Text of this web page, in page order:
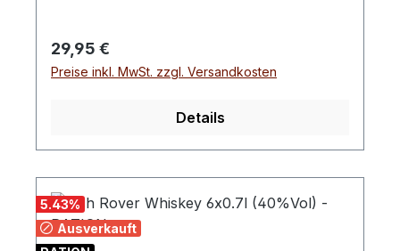
Regulärer Preis:
29,95 €
Preise inkl. MwSt. zzgl. Versandkosten
Details
5.43%
Ausverkauft